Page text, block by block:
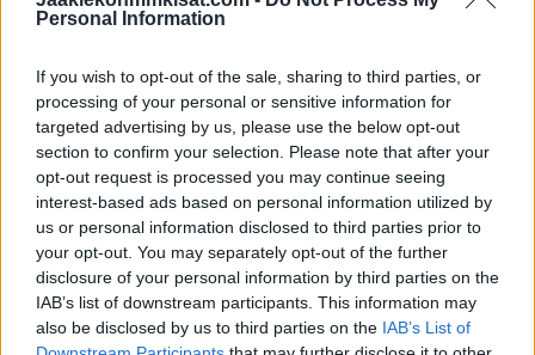
Personal Information
If you wish to opt-out of the sale, sharing to third parties, or
processing of your personal or sensitive information for
targeted advertising by us, please use the below opt-out
section to confirm your selection. Please note that after your
opt-out request is processed you may continue seeing
interest-based ads based on personal information utilized by
us or personal information disclosed to third parties prior to
your opt-out. You may separately opt-out of the further
disclosure of your personal information by third parties on the
IAB’s list of downstream participants. This information may
also be disclosed by us to third parties on the IAB’s List of
syöttöpistettä.
Katso ottelun huippuhetket alta.